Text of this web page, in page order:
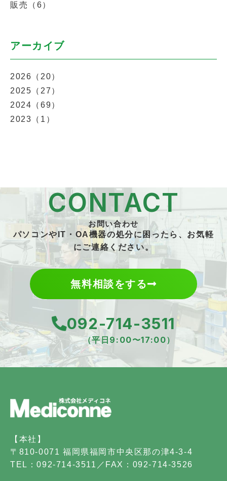
販売（6）
アーカイブ
2026（20）
2025（27）
2024（69）
2023（1）
CONTACT
お問い合わせ
パソコンやIT・OA機器の処分に困ったら、お気軽
にご連絡ください。
無料相談をする
092-714-3511
（平日9:00〜17:00）
【本社】
〒810-0071 福岡県福岡市中央区那の津4-3-4
TEL：092-714-3511／FAX：092-714-3526